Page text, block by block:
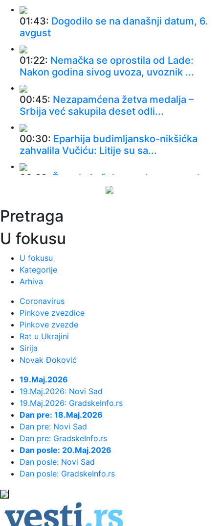
01:43: Dogodilo se na današnji datum, 6.
avgust
01:22: Nemačka se oprostila od Lade:
Nakon godina sivog uvoza, uvoznik ...
00:45: Nezapamćena žetva medalja –
Srbija već sakupila deset odli...
00:30: Eparhija budimljansko-nikšićka
zahvalila Vučiću: Litije su sa...
00:22: Žene koje žele nezaboravan seks
moraju da rade ove tri stvari
00:18:Bugatti najavljuje novi jedinstveni
automobil
00:15:Drama na plaži u Italiji! Doktorka iz
Beograda pritrčala turist...
00:02:
23:51: Tri medalje za Srbiju na EP
23:47:
OGROMNIM ULAGANJIMA: Grčki velikan
vod...
23:46:Tragedija kod Požarevca: Čovek
stradao u požaru koji je sam iz...
23:38: Lara Gut-Behrami završila karijeru
23:35:General Motors i SAIC produžili
zajedničko ulaganje na još 20 ...
23:35:Crveni alarm u Evropi: Rekordi
padaju, reke presušuju, požari b...
Pretraga
U fokusu
U fokusu
Kategorije
Arhiva
Coronavirus
Pinkove zvezdice
Pinkove zvezde
Rat u Ukrajini
Sirija
Novak Đoković
19.Maj.2026
19.Maj.2026: Novi Sad
19.Maj.2026: GradskeInfo.rs
Dan pre: 18.Maj.2026
Dan pre: Novi Sad
Dan pre: GradskeInfo.rs
Dan posle: 20.Maj.2026
Dan posle: Novi Sad
Dan posle: GradskeInfo.rs